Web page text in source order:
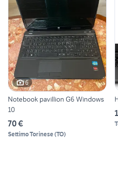
6
Notebook pavillion G6 Windows
10
70 €
Settimo Torinese(TO)